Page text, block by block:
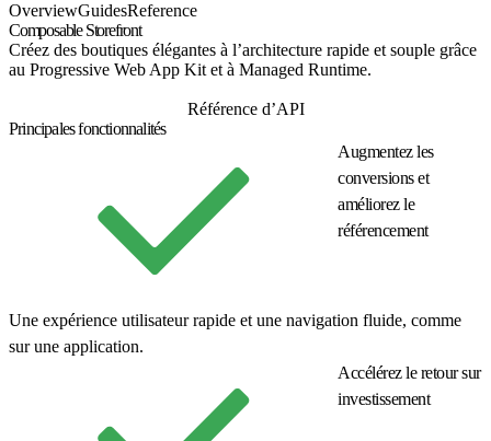
OverviewGuidesReference
Composable Storefront
Créez des boutiques élégantes à l’architecture rapide et souple grâce
au Progressive Web App Kit et à Managed Runtime.
Référence d’API
Principales fonctionnalités
Augmentez les
conversions et
améliorez le
référencement
Une expérience utilisateur rapide et une navigation fluide, comme
sur une application.
Accélérez le retour sur
investissement